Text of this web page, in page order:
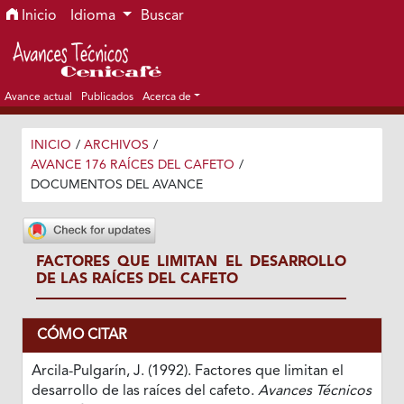
Ir al menú de navegación principal
Ir al contenido principal
Ir al pie de página del sitio
Inicio Idioma Buscar
Avance actual Publicados Acerca de
INICIO / ARCHIVOS /
AVANCE 176 RAÍCES DEL CAFETO /
DOCUMENTOS DEL AVANCE
FACTORES QUE LIMITAN EL DESARROLLO
DE LAS RAÍCES DEL CAFETO
CÓMO CITAR
Arcila-Pulgarín, J. (1992). Factores que limitan el
desarrollo de las raíces del cafeto. Avances Técnicos